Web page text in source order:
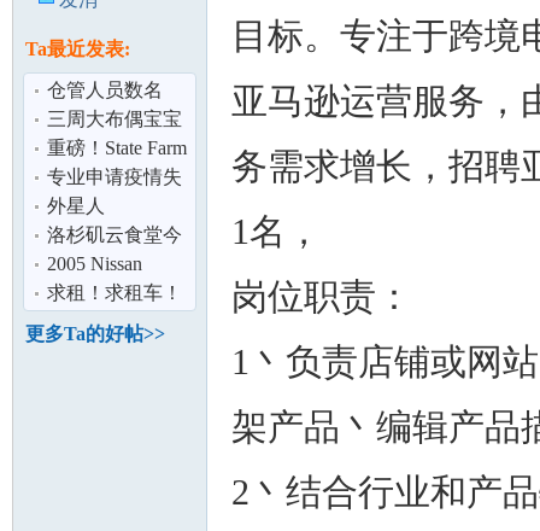
Ta最近发表:
仓管人员数名
三周大布偶宝宝
可接受预定
重磅！State Farm
正式官宣20亿的
返钱项目
专业申请疫情失
业其他失业补助
金
外星人
洛杉矶云食堂今
日推荐：四季
香、楼外楼、颐
2005 Nissan
Altima 3.5L Sedan
顶配出售（
求租！求租车！
本月19日起租四
个月以上,欢
更多Ta的好帖>>
目标。专注于跨境
亚马逊运营服务，
务需求增长，招聘
1名，
岗位职责：
1丶负责店铺或网
架产品丶编辑产品
2丶结合行业和产